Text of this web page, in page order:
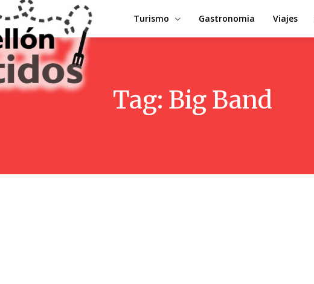
Turismo Gastronomia Viajes
Tag: Big Band